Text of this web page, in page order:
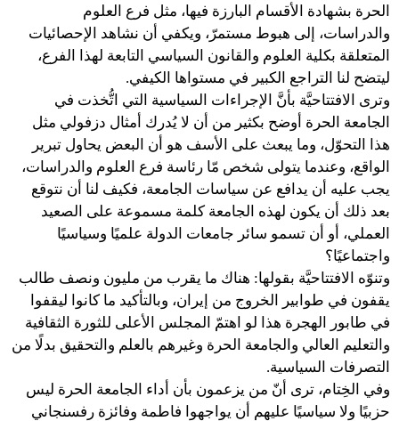
الحرة بشهادة الأقسام البارزة فيها، مثل فرع العلوم
والدراسات، إلى هبوط مستمرّ، ويكفي أن نشاهد الإحصائيات
المتعلقة بكلية العلوم والقانون السياسي التابعة لهذا الفرع،
ليتضح لنا التراجع الكبير في مستواها الكيفي.
وترى الافتتاحيَّة بأنَّ الإجراءات السياسية التي اتُّخذت في
الجامعة الحرة أوضح بكثير من أن لا يُدرك أمثال دزفولي مثل
هذا التحوّل، وما يبعث على الأسف هو أن البعض يحاول تبرير
الواقع، وعندما يتولى شخص مّا رئاسة فرع العلوم والدراسات،
يجب عليه أن يدافع عن سياسات الجامعة، فكيف لنا أن نتوقع
بعد ذلك أن يكون لهذه الجامعة كلمة مسموعة على الصعيد
العملي، أو أن تسمو سائر جامعات الدولة علميًا وسياسيًا
واجتماعيًا؟
وتنوّه الافتتاحيَّة بقولها: هناك ما يقرب من مليون ونصف طالب
يقفون في طوابير الخروج من إيران، وبالتأكيد ما كانوا ليقفوا
في طابور الهجرة هذا لو اهتمّ المجلس الأعلى للثورة الثقافية
والتعليم العالي والجامعة الحرة وغيرهم بالعلم والتحقيق بدلًا من
التصرفات السياسية.
وفي الخِتام، ترى أنّ من يزعمون بأن أداء الجامعة الحرة ليس
حزبيًا ولا سياسيًا عليهم أن يواجهوا فاطمة وفائزة رفسنجاني